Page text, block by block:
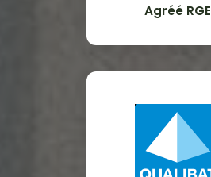
Agréé RGE